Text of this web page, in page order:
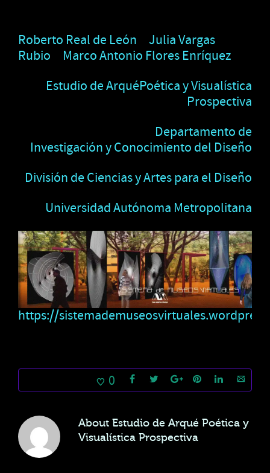
Roberto Real de León
Julia Vargas
Rubio
Marco Antonio Flores Enríquez
Estudio de ArquéPoética y Visualística
Prospectiva
Departamento de
Investigación y Conocimiento del Diseño
División de Ciencias y Artes para el Diseño
Universidad Autónoma Metropolitana
https://
0
About Estudio de Arqué Poética y
Visualística Prospectiva